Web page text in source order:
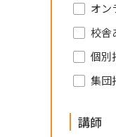
オン
校舎
個別
集団
講師